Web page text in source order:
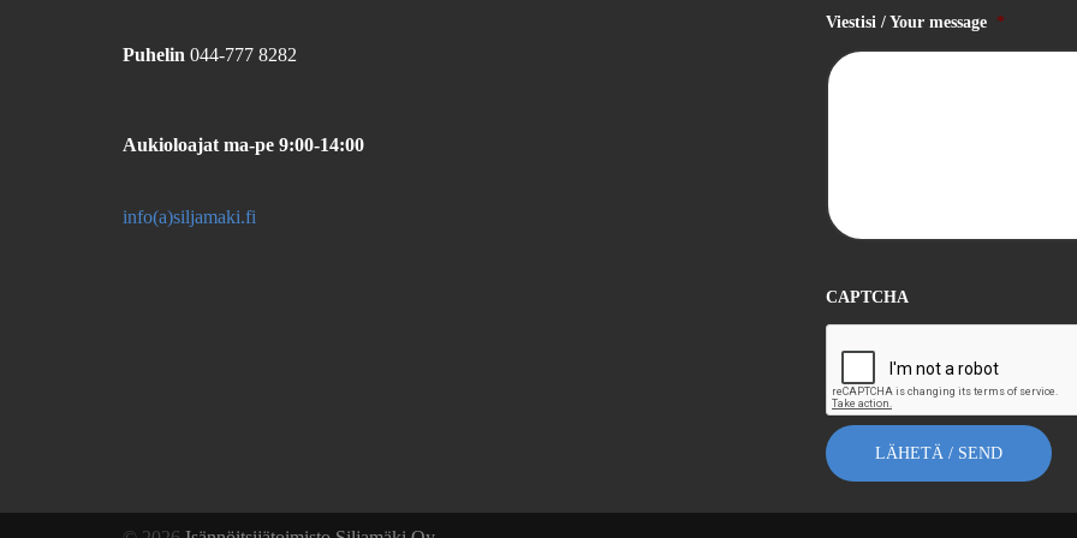
Puhelin 044-777 8282
Aukioloajat ma-pe 9:00-14:00
info(a)siljamaki.fi
Viestisi / Your message *
CAPTCHA